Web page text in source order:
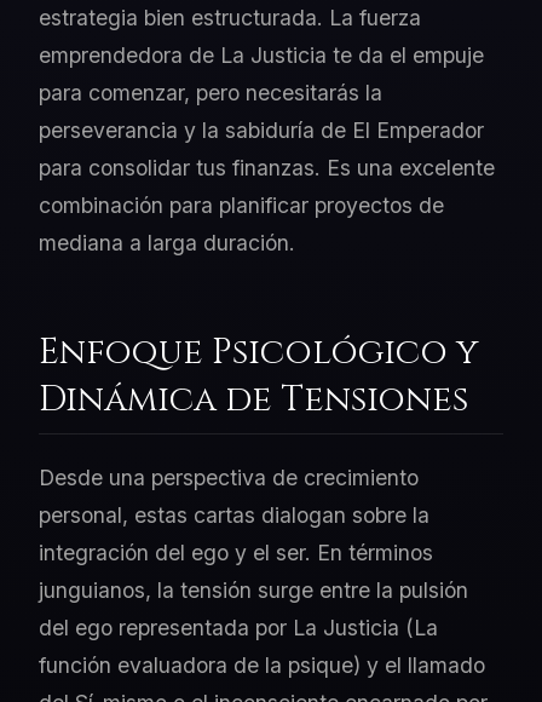
estrategia bien estructurada. La fuerza
emprendedora de La Justicia te da el empuje
para comenzar, pero necesitarás la
perseverancia y la sabiduría de El Emperador
para consolidar tus finanzas. Es una excelente
combinación para planificar proyectos de
mediana a larga duración.
Enfoque Psicológico y
Dinámica de Tensiones
Desde una perspectiva de crecimiento
personal, estas cartas dialogan sobre la
integración del ego y el ser. En términos
junguianos, la tensión surge entre la pulsión
del ego representada por La Justicia (La
función evaluadora de la psique) y el llamado